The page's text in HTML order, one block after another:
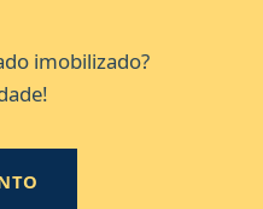
imobilizado?